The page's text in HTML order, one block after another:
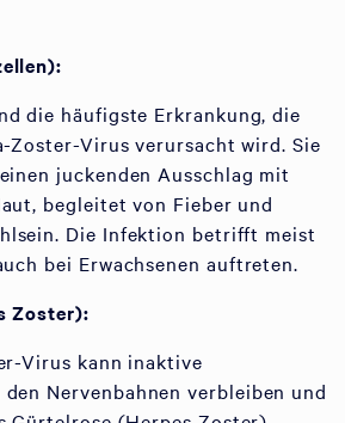
die häufigste Erkrankung, die
Zoster-Virus verursacht wird. Sie
juckenden Ausschlag mit
begleitet von Fieber und
Die Infektion betrifft meist
bei Erwachsenen auftreten.
Zoster):
Virus kann inaktive
Nervenbahnen verbleiben und